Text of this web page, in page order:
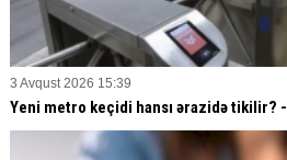
3 Avqust 2026 15:39
Yeni metro keçidi hansı ərazidə tikilir? -